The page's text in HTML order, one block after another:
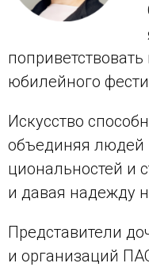
юбилейного
Искусство
объединяя людей
циональностей и
и давая надежду
Представители
и организаций